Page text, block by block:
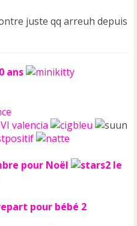
juste qq arreuh depuis
ans
valencia
pour Noël
le
pour bébé 2